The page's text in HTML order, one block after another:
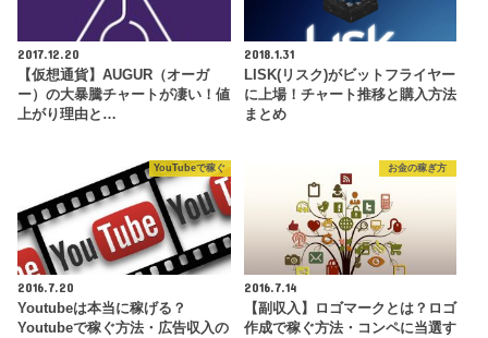
2017.12.20
【仮想通貨】AUGUR（オーガ
ー）の大暴騰チャートが凄い！値
上がり理由と…
2018.1.31
LISK(リスク)がビットフライヤー
に上場！チャート推移と購入方法
まとめ
YouTubeで稼ぐ
2016.7.20
Youtubeは本当に稼げる？
Youtubeで稼ぐ方法・広告収入の
お金の稼ぎ方
2016.7.14
【副収入】ロゴマークとは？ロゴ
作成で稼ぐ方法・コンペに当選す